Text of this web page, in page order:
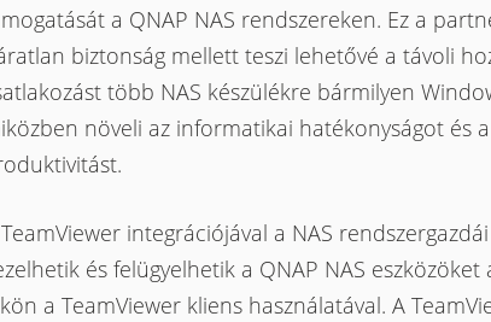
a QNAP NAS rendszereken. Ez a
biztonság mellett teszi lehetővé a távoli
több NAS készülékre bármilyen
növeli az informatikai hatékonyságot és
integrációjával a NAS
és felügyelhetik a QNAP NAS
a TeamViewer kliens használatával. A